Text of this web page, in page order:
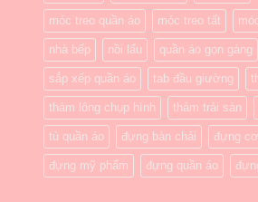
móc treo quần áo móc treo tất
nhà bếp nồi lẩu quần áo gọn gàng
sắp xếp quần áo tab đầu giường
thảm lông chụp hình thảm trải sàn
tủ quần áo đựng bàn chải đựng
đựng mỹ phẩm đựng quần áo